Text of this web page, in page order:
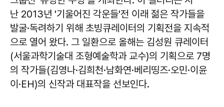
난 2013년 '기울어진 각운들'전 이래 젊은 작가들을
발굴·독려하기 위해 초빙큐레이터의 기획전을 지속적
으로 열어 왔다. 그 일환으로 올해는 김성원 큐레이터
(서울과학기술대 조형예술학과 교수)의 기획으로 7명
의 작가들(김영나·김희천·남화연·베리띵즈·오민·이윤
이·EH)의 신작과 대표작을 선보인다.